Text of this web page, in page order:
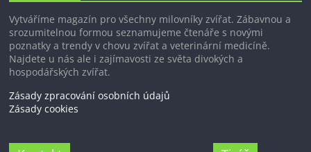
Vytváříme magazín pro všechny milovníky zvířat. Zábavnou a
srozumitelnou formou seznamujeme čtenáře s novými
poznatky a trendy v chovu zvířat a veterinární medicíně.
Najdete u nás ale i zajímavosti ze světa divokých a
hospodářských zvířat.
Zásady zpracování osobních údajů
Zásady cookies